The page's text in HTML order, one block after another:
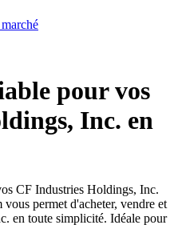
pour vos
Inc. en
CF Industries Holdings, Inc.
permet d'acheter, vendre et
en toute simplicité. Idéale pour